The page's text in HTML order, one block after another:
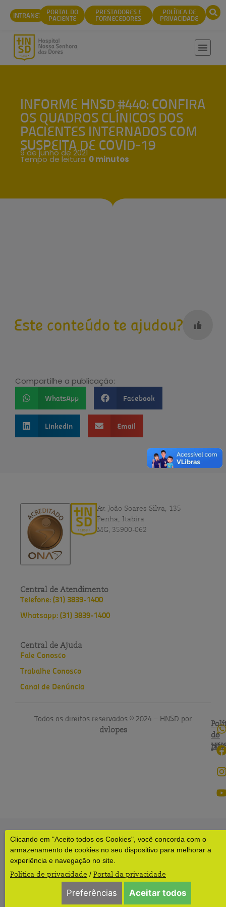
conteúdo
Clicando em "Aceito todos os Cookies", você concorda com o
armazenamento de cookies no seu dispositivo para melhorar a
experiência e navegação no site.
Política de privacidade / Portal da privacidade
Preferências Aceitar todos
INTRANET PORTAL DO
PACIENTE
PRESTADORES E
FORNECEDORES
POLÍTICA DE
PRIVACIDADE
INFORME HNSD #440: CONFIRA
OS QUADROS CLÍNICOS DOS
PACIENTES INTERNADOS COM
SUSPEITA DE COVID-19
9 de junho de 2021
Tempo de leitura: 0 minutos
Este conteúdo te ajudou?
Compartilhe a publicação:
WhatsApp Facebook
LinkedIn Email
Av. João Soares Silva, 135
Penha, Itabira
MG, 35900-062
Central de Atendimento
Telefone: (31) 3839-1400
Whatsapp: (31) 3839-1400
Central de Ajuda
Fale Conosco
Trabalhe Conosco
Canal de Denúncia
Todos os direitos reservados © 2024 – HNSD por
dvlopes
de
do